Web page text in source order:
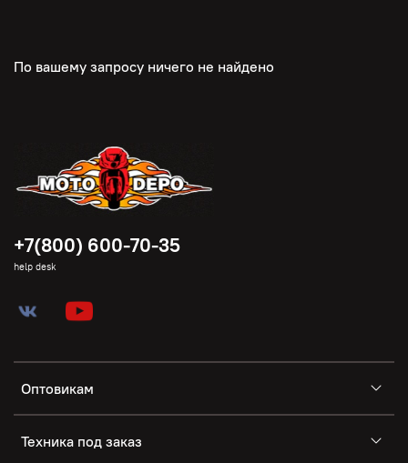
По вашему запросу ничего не найдено
Оптовикам
Техника под заказ
+7(800) 600-70-35
help desk